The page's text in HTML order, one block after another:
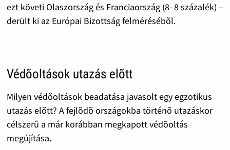
ezt követi Olaszország és Franciaország (8–8 százalék) –
derült ki az Európai Bizottság felmérésébõl.
Védõoltások utazás elõtt
Milyen védõoltások beadatása javasolt egy egzotikus
utazás elõtt? A fejlõdõ országokba történõ utazáskor
célszerû a már korábban megkapott védõoltás
megújítása.